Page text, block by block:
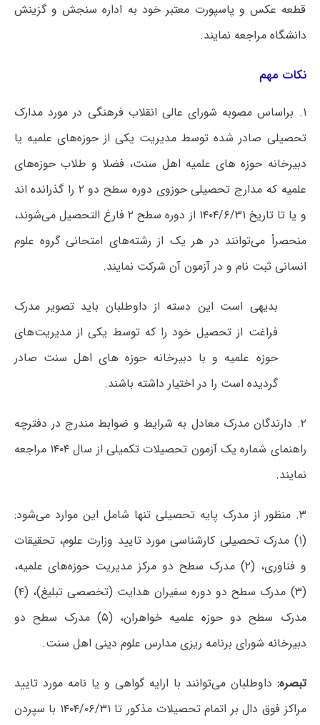
قطعه عکس و پاسپورت معتبر خود به اداره سنجش و گزینش
دانشگاه مراجعه نمایند.
نکات مهم
۱. براساس مصوبه شورای عالی انقلاب فرهنگی در مورد مدارک
تحصیلی صادر شده توسط مدیریت یکی از حوزه‌های علمیه یا
دبیرخانه حوزه های علمیه اهل سنت، فضلا و طلاب حوزه‌های
علمیه که مدارج تحصیلی حوزوی دوره سطح دو ۲ را گذرانده اند
و یا تا تاریخ ۱۴۰۴/۶/۳۱ از دوره سطح ۲ فارغ التحصیل می‌شوند،
منحصرأ می‌توانند در هر یک از رشته‌های امتحانی گروه علوم
انسانی ثبت نام و در آزمون آن شرکت نمایند.
بدیهی است این دسته از داوطلبان باید تصویر مدرک
فراغت از تحصیل خود را که توسط یکی از مدیریت‌های
حوزه علمیه و با دبیرخانه حوزه های اهل سنت صادر
گردیده است را در اختیار داشته باشند.
۲. دارندگان مدرک معادل به شرایط و ضوابط مندرج در دفترچه
راهنمای شماره یک آزمون تحصیلات تکمیلی از سال ۱۴۰۴ مراجعه
نمایند.
۳. منظور از مدرک پایه تحصیلی تنها شامل این موارد می‌شود:
(۱) مدرک تحصیلی کارشناسی مورد تایید وزارت علوم، تحقیقات
و فناوری، (۲) مدرک سطح دو مرکز مدیریت حوزه‌های علمیه،
(۳) مدرک سطح دو دوره سفیران هدایت (تخصصی تبلیغ)، (۴)
مدرک سطح دو حوزه علمیه خواهران، (۵) مدرک سطح دو
دبیرخانه شورای برنامه ریزی مدارس علوم دینی اهل سنت.
تبصره: داوطلبان می‌توانند با ارایه گواهی و یا نامه مورد تایید
مراکز فوق دال بر اتمام تحصیلات مذکور تا ۱۴۰۴/۰۶/۳۱ با سپردن